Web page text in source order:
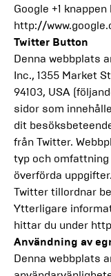
Google +1
http://
Twitter Button
Denna webbplats
Inc., 1355 Market
94103, USA
sidor som
dit
från Twitter.
typ och
överförda
Twitter tillordnar
Ytterligare
hittar du under
Användning av
Denna webbplats